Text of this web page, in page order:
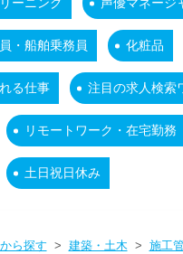
・船舶乗務員 化粧品
る仕事 注目の求人検索
リモートワーク・在宅勤務
土日祝日休み
ら探す > 建築・土木 > 施工